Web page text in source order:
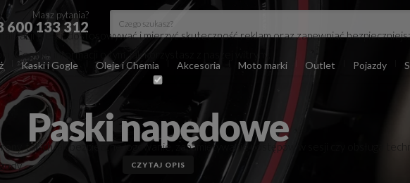
Masz pytania?
600 133 312
Kaski i Gogle Oleje i Chemia Akcesoria Moto marki Outlet Pojazdy
Paski napędowe
CZYTAJ OPIS
treści, dostosowywać i mierzyć skuteczność reklam oraz zapewniać
(Google) informacji o tym, jak korzystasz z naszej witryny.
takich jak bezpieczne logowanie, zapamiętywanie postępów w sesji czy obsługa